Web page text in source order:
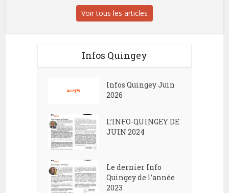
Voir tous les articles
Infos Quingey
Infos Quingey Juin
2026
L’INFO-QUINGEY DE
JUIN 2024
Le dernier Info
Quingey de l’année
2023